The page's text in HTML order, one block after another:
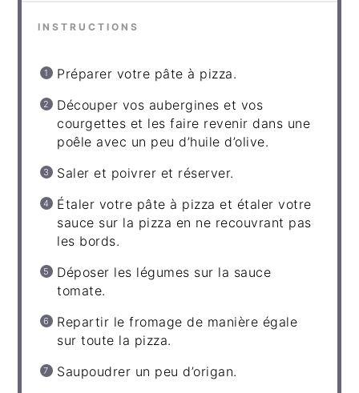
INSTRUCTIONS
Préparer votre pâte à pizza.
Découper vos aubergines et vos
courgettes et les faire revenir dans une
poêle avec un peu d’huile d’olive.
Saler et poivrer et réserver.
Étaler votre pâte à pizza et étaler votre
sauce sur la pizza en ne recouvrant pas
les bords.
Déposer les légumes sur la sauce
tomate.
Repartir le fromage de manière égale
sur toute la pizza.
Saupoudrer un peu d’origan.